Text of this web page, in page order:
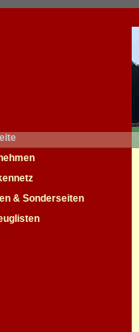
& Sonderseiten